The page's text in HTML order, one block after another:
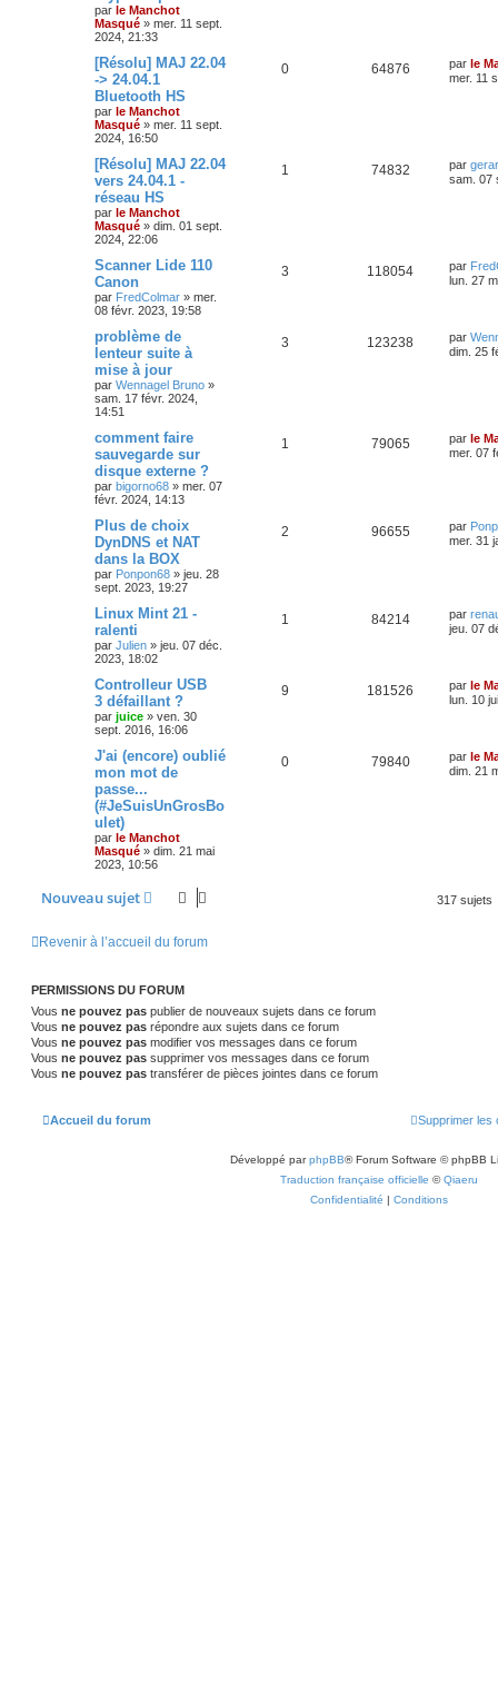
par le Manchot
Masqué » mer. 11 sept.
2024, 21:33
[Résolu] MAJ 22.04
-> 24.04.1
Bluetooth HS
par le Manchot
Masqué » mer. 11 sept.
2024, 16:50
0 64876 par le
mer. 11
[Résolu] MAJ 22.04
vers 24.04.1 -
réseau HS
par le Manchot
Masqué » dim. 01 sept.
2024, 22:06
1 74832 par
sam. 07
Scanner Lide 110
Canon
par FredColmar » mer.
08 févr. 2023, 19:58
3 118054 par
lun. 27
problème de
lenteur suite à
mise à jour
par Wennagel Bruno »
sam. 17 févr. 2024,
14:51
3 123238 par
dim. 25
comment faire
sauvegarde sur
disque externe ?
par bigorno68 » mer. 07
févr. 2024, 14:13
1 79065 par le
mer. 07
Plus de choix
DynDNS et NAT
dans la BOX
par Ponpon68 » jeu. 28
sept. 2023, 19:27
2 96655 par
mer. 31
Linux Mint 21 -
ralenti
par Julien » jeu. 07 déc.
2023, 18:02
1 84214 par
jeu. 07
Controlleur USB
3 défaillant ?
par juice » ven. 30
sept. 2016, 16:06
9 181526 par le
lun. 10
J'ai (encore) oublié
mon mot de
passe...
(#JeSuisUnGrosBo
ulet)
par le Manchot
Masqué » dim. 21 mai
2023, 10:56
0 79840 par le
dim. 21
Nouveau sujet 317 sujets
Revenir à l’accueil du forum
PERMISSIONS DU FORUM
Vous ne pouvez pas publier de nouveaux sujets dans ce forum
Vous ne pouvez pas répondre aux sujets dans ce forum
Vous ne pouvez pas modifier vos messages dans ce forum
Vous ne pouvez pas supprimer vos messages dans ce forum
Vous ne pouvez pas transférer de pièces jointes dans ce forum
Accueil du forum Supprimer les
Développé parphpBB® Forum Software © phpBB
Traduction française officielle ©Qiaeru
Confidentialité | Conditions